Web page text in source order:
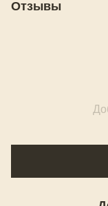
Отзывы